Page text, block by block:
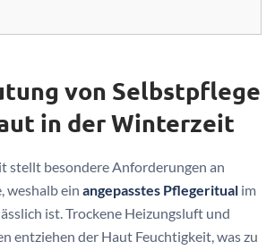
von Selbstpflege
in der Winterzeit
stellt besondere Anforderungen an
weshalb ein angepasstes Pflegeritual im
ist. Trockene Heizungsluft und
entziehen der Haut Feuchtigkeit, was zu